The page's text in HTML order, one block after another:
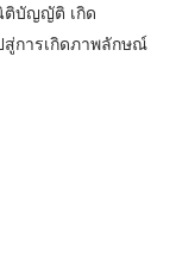
ติบัญญัติ เกิด
สู่การเกิดภาพลักษณ์